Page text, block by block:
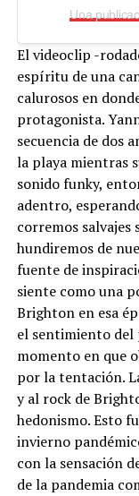
Una
El videoclip -
espíritu de una
calurosos en
protagonista.
secuencia de dos
la playa mientras
sonido funky,
adentro,
corremos salvajes
hundiremos de
fuente de
siente como una
Brighton en esa
el sentimiento del
momento en que
por la tentación.
y al rock de
hedonismo. Esto
invierno
con la sensación
de la pandemia